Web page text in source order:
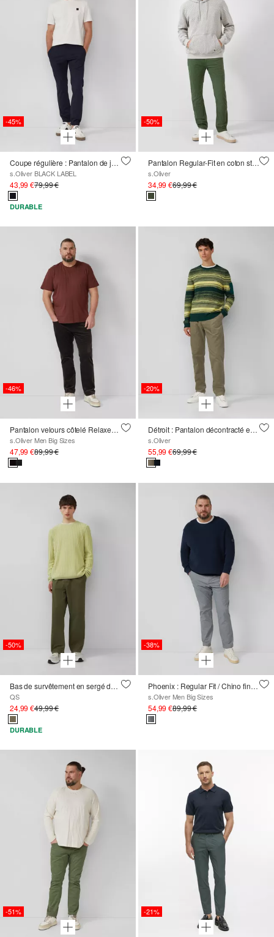
-45%
Coupe régulière : Pantalon de jogging en tissu extensible
s.Oliver BLACK LABEL
43,99 €79,99 €
DURABLE
-50%
Pantalon Regular-Fit en coton stretch de style worker
s.Oliver
34,99 €69,99 €
-46%
Pantalon velours côtelé Relaxed Fit taille mi-haute
s.Oliver Men Big Sizes
47,99 €89,99 €
-20%
Détroit : Pantalon décontracté en velours côtelé avec cordon de serrage
s.Oliver
55,99 €69,99 €
-50%
Bas de survêtement en sergé de coton lavé à la machine
QS
24,99 €49,99 €
DURABLE
-38%
Phoenix : Regular Fit / Chino finement structuré
s.Oliver Men Big Sizes
54,99 €89,99 €
-51% -21%